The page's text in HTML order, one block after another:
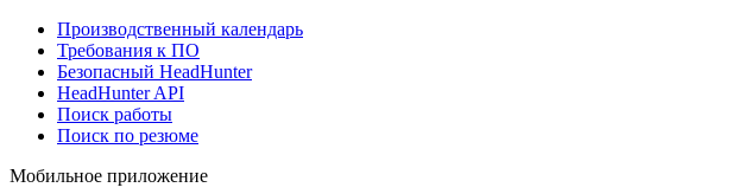
Производственный календарь
Требования к ПО
Безопасный HeadHunter
HeadHunter API
Поиск работы
Поиск по резюме
Мобильное приложение